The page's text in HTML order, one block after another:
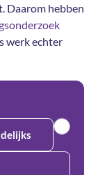
Daarom hebben
werk echter